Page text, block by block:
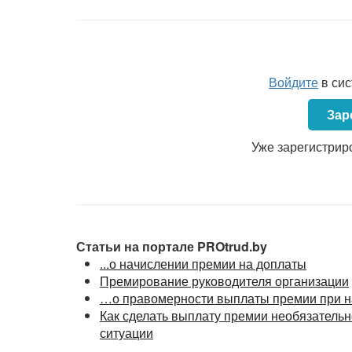
компенсирующие выплаты (доплаты в
Некоторые наниматели устанавливают
номинальные оклады и регулярные
ОБРАТИТЕ ВНИМАНИЕ!
С 1 января 2021 г.постановлением
«Об установлении размера месячной
заработная плата установлена в размере
Войдите в
Уже
Статьи на портале PROtrud.by
...о начислении премии на доплаты
Премирование руководителя организации
…о правомерности выплаты премии при
Как сделать выплату премии
ситуации